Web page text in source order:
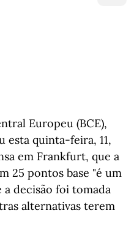
Europeu (BCE),
esta quinta-feira, 11,
em Frankfurt, que a
25 pontos base "é um
a decisão foi tomada
alternativas terem